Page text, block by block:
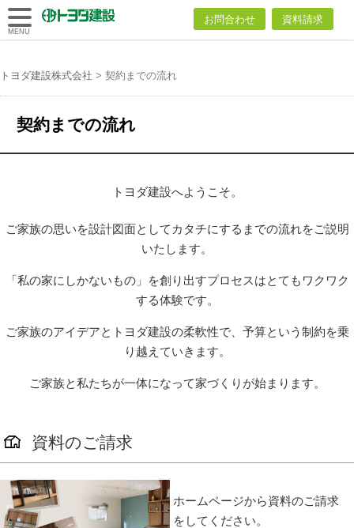
トヨダ建設
お問合わせ 資料請求
MENU
トヨダ建設株式会社 > 契約までの流れ
契約までの流れ
トヨダ建設へようこそ。
ご家族の思いを設計図面としてカタチにするまでの流れをご説明
いたします。
「私の家にしかないもの」を創り出すプロセスはとてもワクワク
する体験です。
ご家族のアイデアとトヨダ建設の柔軟性で、予算という制約を乗
り越えていきます。
ご家族と私たちが一体になって家づくりが始まります。
資料のご請求
ホームページから資料のご請求
をしてください。